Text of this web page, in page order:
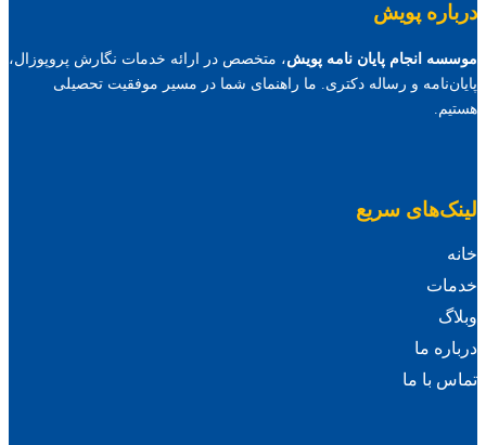
درباره پویش
موسسه انجام پایان نامه پویش، متخصص در ارائه خدمات نگارش پروپوزال،
پایان‌نامه و رساله دکتری. ما راهنمای شما در مسیر موفقیت تحصیلی
هستیم.
لینک‌های سریع
خانه
خدمات
وبلاگ
درباره ما
تماس با ما